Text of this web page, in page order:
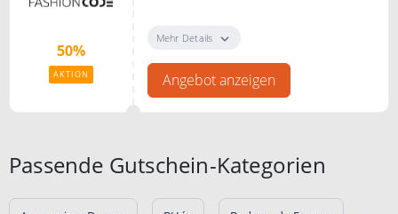
50%
AKTION
FASHIONCODE
Mehr Details
Angebot anzeigen
Passende Gutschein-Kategorien